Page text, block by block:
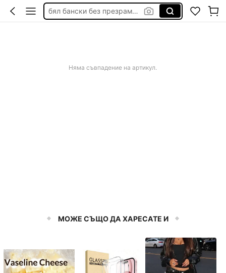
бял бански без презрамки
дамска рокля официална
Няма съвпадение на артикул.
МОЖЕ СЪЩО ДА ХАРЕСАТЕ И